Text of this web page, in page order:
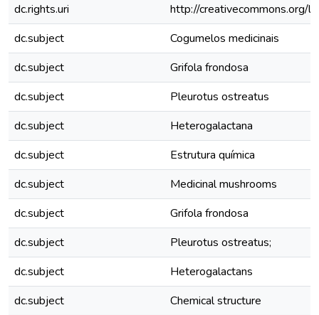
dc.rights.uri
http://creativecommons.org/
dc.subject
Cogumelos medicinais
dc.subject
Grifola frondosa
dc.subject
Pleurotus ostreatus
dc.subject
Heterogalactana
dc.subject
Estrutura química
dc.subject
Medicinal mushrooms
dc.subject
Grifola frondosa
dc.subject
Pleurotus ostreatus;
dc.subject
Heterogalactans
dc.subject
Chemical structure